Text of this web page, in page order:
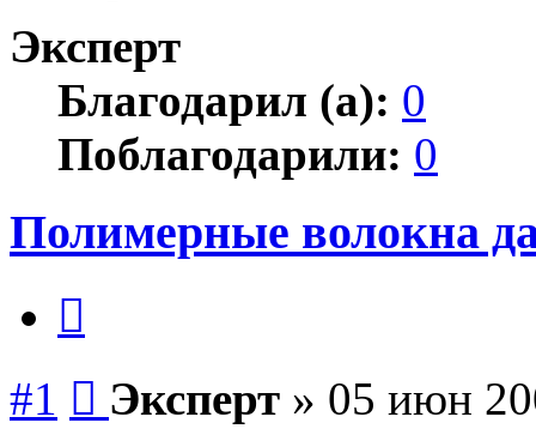
Эксперт
Благодарил (а): 0
Поблагодарили: 0
Полимерные волокна
#1 Эксперт » 05 июн